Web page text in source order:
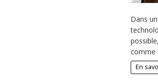
Dans
comme
En